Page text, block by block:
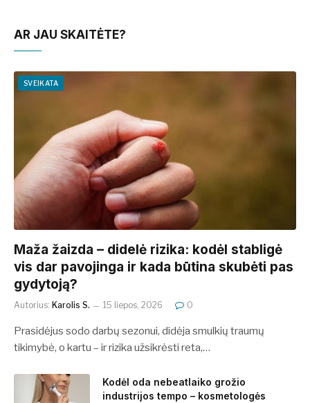
AR JAU SKAITĖTE?
SVEIKATA
​​Maža žaizda – didelė rizika: kodėl stabligė
vis dar pavojinga ir kada būtina skubėti pas
gydytoją?
Autorius: Karolis S. 15 liepos, 2026 0
Prasidėjus sodo darbų sezonui, didėja smulkių traumų
tikimybė, o kartu – ir rizika užsikrėsti reta,…
Kodėl oda nebeatlaiko grožio
industrijos tempo – kosmetologės